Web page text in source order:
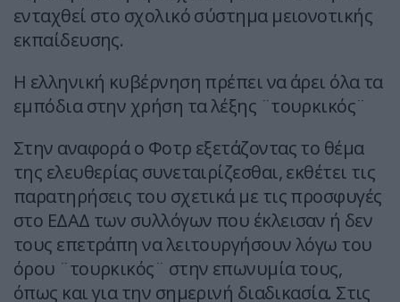
ενταχθεί στο σχολικό σύστημα μειονοτικής
εκπαίδευσης.
Η ελληνική κυβέρνηση πρέπει να άρει όλα τα
εμπόδια στην χρήση τα λέξης ¨τουρκικός¨
Στην αναφορά ο Φοτρ εξετάζοντας το θέμα
της ελευθερίας συνεταιρίζεσθαι, εκθέτει τις
παρατηρήσεις του σχετικά με τις προσφυγές
στο ΕΔΑΔ των συλλόγων που έκλεισαν ή δεν
τους επετράπη να λειτουργήσουν λόγω του
όρου ¨τουρκικός¨ στην επωνυμία τους,
όπως και για την σημερινή διαδικασία. Στις